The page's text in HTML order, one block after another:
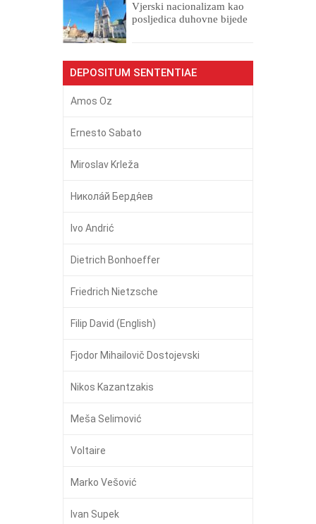
​Vjerski nacionalizam kao
posljedica duhovne bijede
DEPOSITUM SENTENTIAE
Amos Oz
Ernesto Sabato
Miroslav Krleža
Никола́й Бердя́ев
Ivo Andrić
Dietrich Bonhoeffer
Friedrich Nietzsche
Filip David (English)
Fjodor Mihailovič Dostojevski
Nikos Kazantzakis
Meša Selimović
Voltaire
Marko Vešović
Ivan Supek